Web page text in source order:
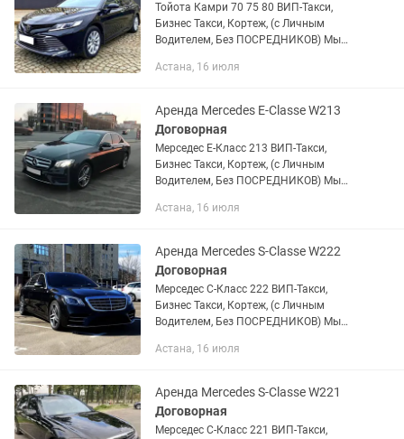
Тойота Камри 70 75 80 ВИП-Такси,
Бизнес Такси, Кортеж, (с Личным
Водителем, Без ПОСРЕДНИКОВ) Мы
аренда. • Выписка с роддома. •
Астана, 16 июля
Аренда Mercedes E-Classe W213
Договорная
Мерседес Е-Класс 213 ВИП-Такси,
Бизнес Такси, Кортеж, (с Личным
Водителем, Без ПОСРЕДНИКОВ) Мы
аренда. • Выписка с роддома. •
Астана, 16 июля
Аренда Mercedes S-Classe W222
Договорная
Мерседес С-Класс 222 ВИП-Такси,
Бизнес Такси, Кортеж, (с Личным
Водителем, Без ПОСРЕДНИКОВ) Мы
аренда. • Выписка с роддома. •
Астана, 16 июля
Аренда Mercedes S-Classe W221
Договорная
Мерседес С-Класс 221 ВИП-Такси,